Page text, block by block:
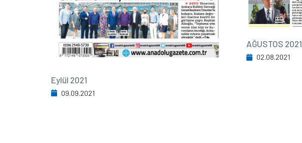
Eylül 2021
09.09.2021
AĞUSTOS 2021
02.08.2021